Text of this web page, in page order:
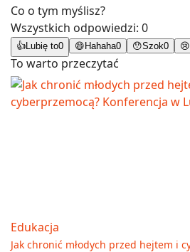
Co o tym myślisz?
Wszystkich odpowiedzi: 0
👍 Lubię to0 😄 Hahaha0 😯Szok0 😢
To warto przeczytać
Edukacja
Jak chronić młodych przed hejtem i